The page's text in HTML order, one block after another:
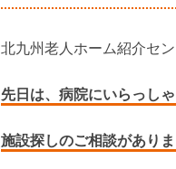
北九州老人ホーム紹介セン
先日は、病院にいらっし
施設探しのご相談がありま